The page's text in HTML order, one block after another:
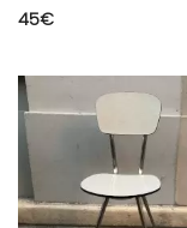
45€